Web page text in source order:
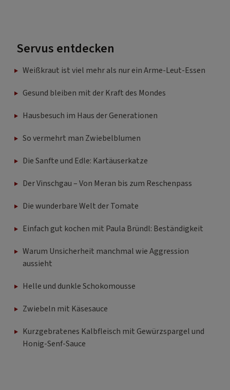
Servus entdecken
Weißkraut ist viel mehr als nur ein Arme-Leut-Essen
Gesund bleiben mit der Kraft des Mondes
Hausbesuch im Haus der Generationen
So vermehrt man Zwiebelblumen
Die Sanfte und Edle: Kartäuserkatze
Der Vinschgau – Von Meran bis zum Reschenpass
Die wunderbare Welt der Tomate
Einfach gut kochen mit Paula Bründl: Beständigkeit
Warum Unsicherheit manchmal wie Aggression
aussieht
Helle und dunkle Schokomousse
Zwiebeln mit Käsesauce
Kurzgebratenes Kalbfleisch mit Gewürzspargel und
Honig-Senf-Sauce